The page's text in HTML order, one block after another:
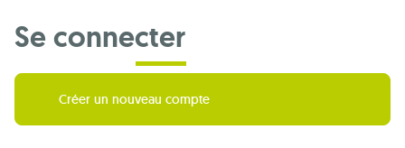
Se connecter
Créer un nouveau compte